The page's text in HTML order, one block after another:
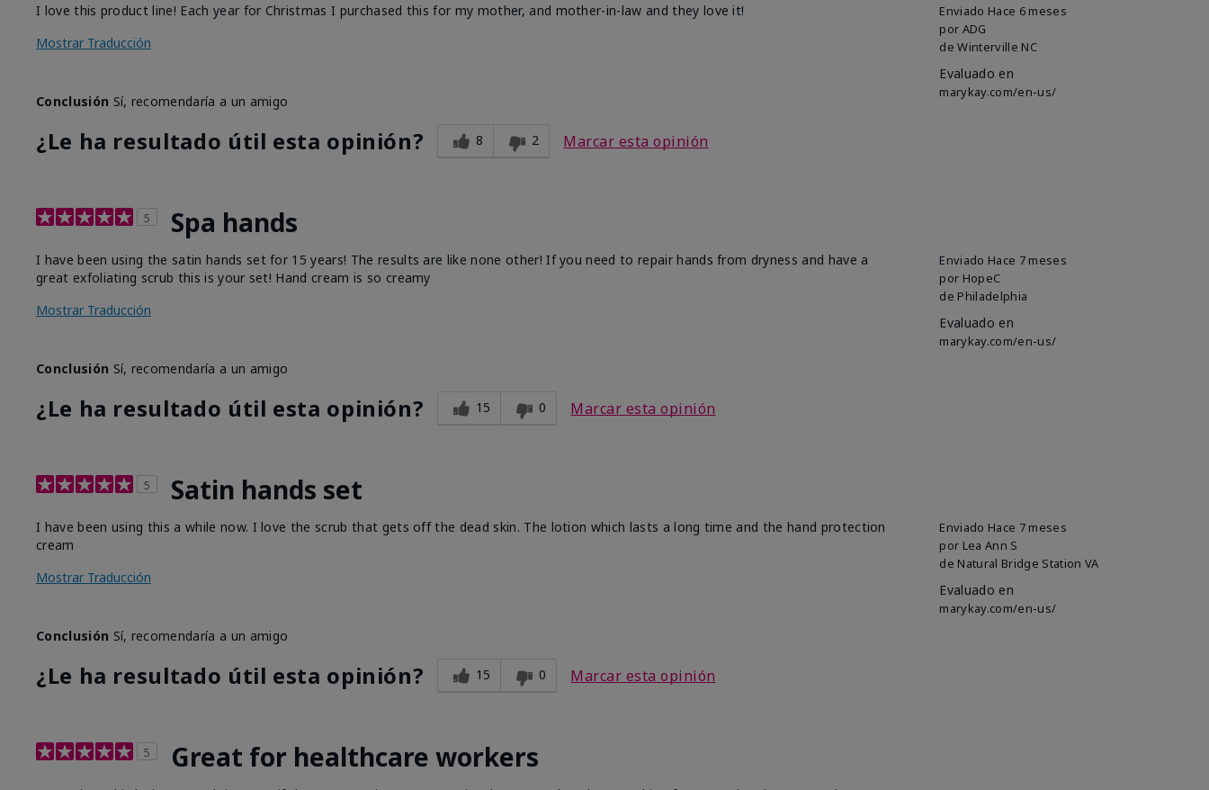
Enviado Hace 6 meses
por ADG
de Winterville NC
Evaluado en
marykay.com/en-us/
I love this product line! Each year for Christmas I purchased this for my mother, and mother-in-law and they love it!
Mostrar Traducción
Conclusión Sí, recomendaría a un amigo
¿Le ha resultado útil esta opinión? 8 2 Marcar esta opinión
5 Spa hands
Enviado Hace 7 meses
por HopeC
de Philadelphia
Evaluado en
marykay.com/en-us/
I have been using the satin hands set for 15 years! The results are like none other! If you need to repair hands from dryness and have a
great exfoliating scrub this is your set! Hand cream is so creamy
Mostrar Traducción
Conclusión Sí, recomendaría a un amigo
¿Le ha resultado útil esta opinión? 15 0 Marcar esta opinión
5 Satin hands set
Enviado Hace 7 meses
por Lea Ann S
de Natural Bridge Station VA
Evaluado en
marykay.com/en-us/
I have been using this a while now. I love the scrub that gets off the dead skin. The lotion which lasts a long time and the hand protection
cream
Mostrar Traducción
Conclusión Sí, recomendaría a un amigo
¿Le ha resultado útil esta opinión? 15 0 Marcar esta opinión
5 Great for healthcare workers